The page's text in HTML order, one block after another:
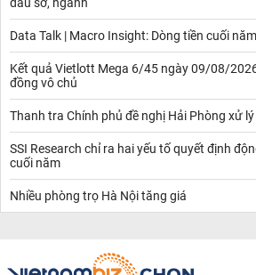
Data Talk | Macro Insight: Dòng tiền cuối
Kết quả Vietlott Mega 6/45 ngày 09/08/
đồng vô chủ
Thanh tra Chính phủ đề nghị Hải Phòng xử
SSI Research chỉ ra hai yếu tố quyết định
cuối năm
Nhiều phòng trọ Hà Nội tăng giá